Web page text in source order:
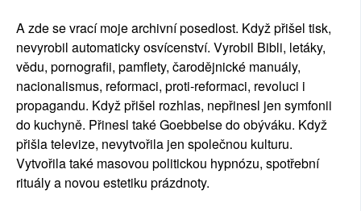
A zde se vrací moje archivní posedlost. Když přišel tisk,
nevyrobil automaticky osvícenství. Vyrobil Bibli, letáky,
vědu, pornografii, pamflety, čarodějnické manuály,
nacionalismus, reformaci, proti-reformaci, revoluci i
propagandu. Když přišel rozhlas, nepřinesl jen symfonii
do kuchyně. Přinesl také Goebbelse do obýváku. Když
přišla televize, nevytvořila jen společnou kulturu.
Vytvořila také masovou politickou hypnózu, spotřební
rituály a novou estetiku prázdnoty.